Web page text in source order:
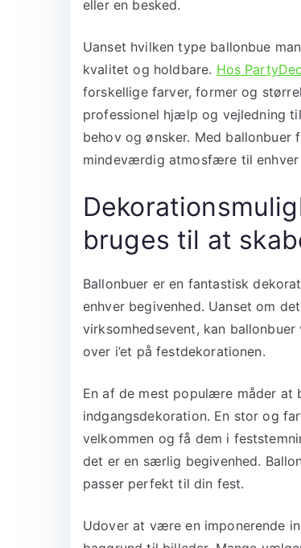
eller en besked.
Uanset hvilken type ballonbue
kvalitet og holdbare. Hos
forskellige farver, former og
professionel hjælp og vejledning
behov og ønsker. Med
mindeværdig atmosfære til enhver
bruges til at
Ballonbuer er en fantastisk
enhver begivenhed. Uanset om
virksomhedsevent, kan
over i’et på festdekorationen.
En af de mest populære måder at
indgangsdekoration. En stor og
velkommen og få dem i
det er en særlig begivenhed.
passer perfekt til din fest.
Udover at være en imponerende